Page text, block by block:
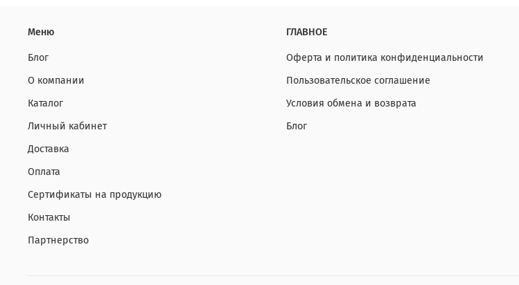
Меню
Блог
О компании
Каталог
Личный кабинет
Доставка
Оплата
Сертификаты на продукцию
Контакты
Партнерство
ГЛАВНОЕ
Оферта и политика конфиденциальности
Пользовательское соглашение
Условия обмена и возврата
Блог